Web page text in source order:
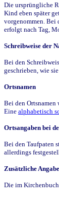
Die ursprüngliche
Kind eben später
vorgenommen. Bei
erfolgt nach Tag,
Schreibweise der
Bei den
geschrieben, wie
Ortsnamen
Bei den Ortsnamen
Eine alphabetisch
Ortsangaben bei
Bei den Taufpaten
allerdings
Zusätzliche
Die im